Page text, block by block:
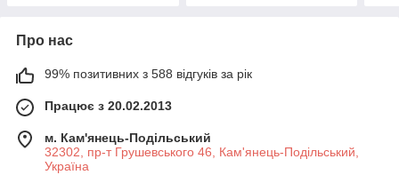
Про нас
99% позитивних з 588 відгуків за рік
Працює з 20.02.2013
м. Кам'янець-Подільський
32302, пр-т Грушевського 46, Кам'янець-Подільський,
Україна